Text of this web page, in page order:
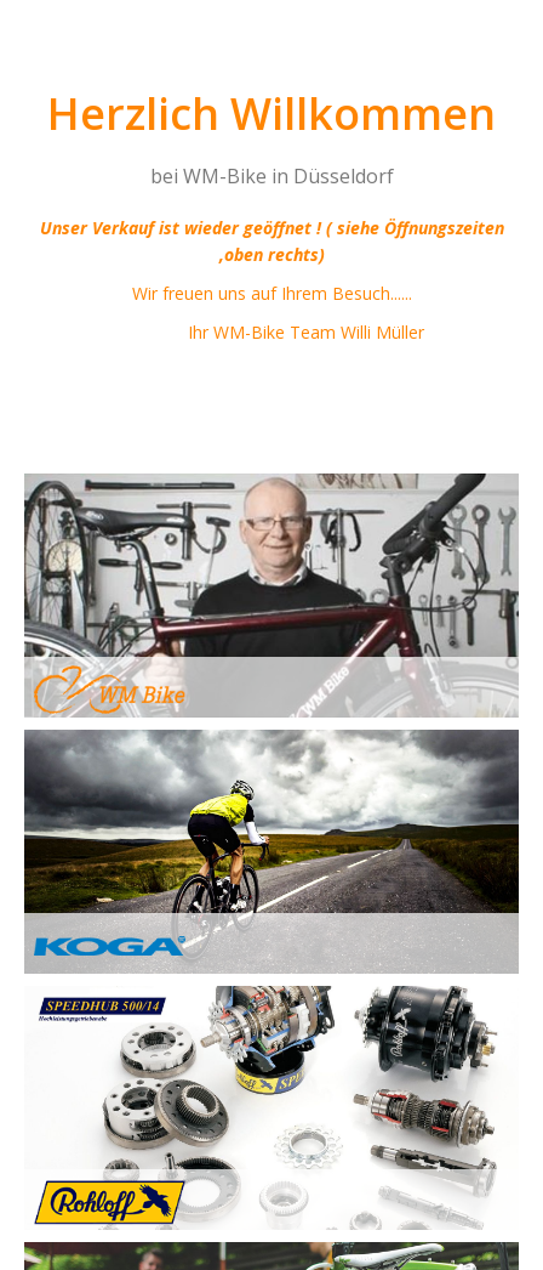
Herzlich Willkommen
bei WM-Bike in Düsseldorf
Unser Verkauf ist wieder geöffnet ! ( siehe Öffnungszeiten
,oben rechts)
Wir freuen uns auf Ihrem Besuch......
Ihr WM-Bike Team Willi Müller
Nach Ihren Vorstellungen fertigen wir individuelle und
einzigartige Räder und sind erst zufrieden, wenn Sie zufrieden
sind. Deswegen legen wir besonderen Wert auf:
Kundenzufriedenheit durch Individuelle
Kundenberatung
Sicherheit und Fahrkomfort durch hochwertige
Komponenten
...
Von Hand gebaute Perfektion.
Alle KOGA Fahrräder werden von Hand in Holland gefertigt
und bestechen durch tolles Design. KOGA bietet eine breite
Auswahl an qualitativ Hochwertigen Elektrorädern, City-Bikes,
Trekking- und Reiserädern, Mountainbikes und Rennrädern.
Die Rohloff SPEEDHUB 500/14 wurde für Profis und